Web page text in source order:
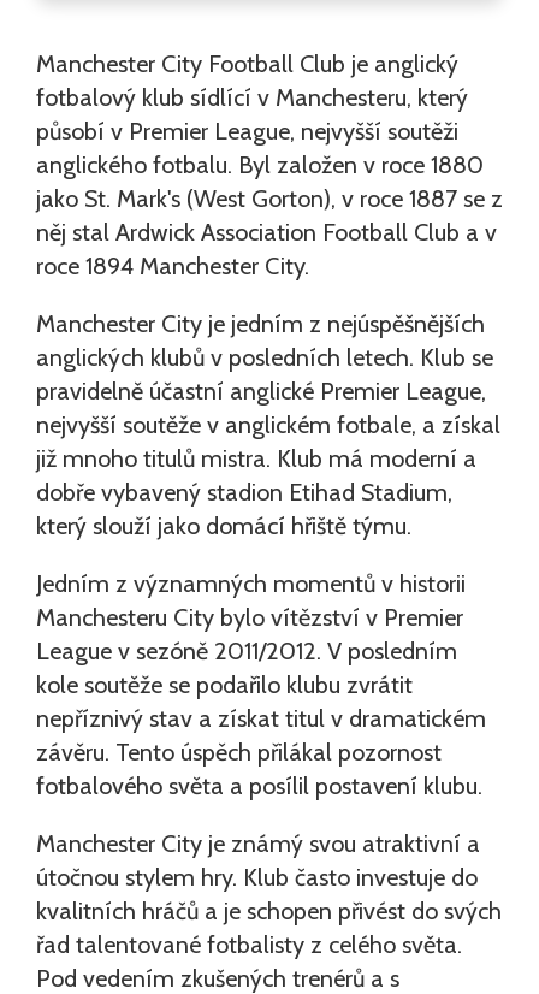
Manchester City Football Club je anglický
fotbalový klub sídlící v Manchesteru, který
působí v Premier League, nejvyšší soutěži
anglického fotbalu. Byl založen v roce 1880
jako St. Mark's (West Gorton), v roce 1887 se z
něj stal Ardwick Association Football Club a v
roce 1894 Manchester City.
Manchester City je jedním z nejúspěšnějších
anglických klubů v posledních letech. Klub se
pravidelně účastní anglické Premier League,
nejvyšší soutěže v anglickém fotbale, a získal
již mnoho titulů mistra. Klub má moderní a
dobře vybavený stadion Etihad Stadium,
který slouží jako domácí hřiště týmu.
Jedním z významných momentů v historii
Manchesteru City bylo vítězství v Premier
League v sezóně 2011/2012. V posledním
kole soutěže se podařilo klubu zvrátit
nepříznivý stav a získat titul v dramatickém
závěru. Tento úspěch přilákal pozornost
fotbalového světa a posílil postavení klubu.
Manchester City je známý svou atraktivní a
útočnou stylem hry. Klub často investuje do
kvalitních hráčů a je schopen přivést do svých
řad talentované fotbalisty z celého světa.
Pod vedením zkušených trenérů a s